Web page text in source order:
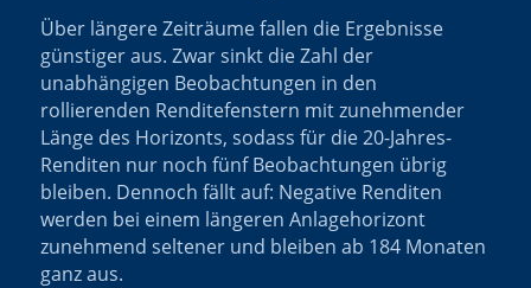
Über längere Zeiträume fallen die Ergebnisse
günstiger aus. Zwar sinkt die Zahl der
unabhängigen Beobachtungen in den
rollierenden Renditefenstern mit zunehmender
Länge des Horizonts, sodass für die 20-Jahres-
Renditen nur noch fünf Beobachtungen übrig
bleiben. Dennoch fällt auf: Negative Renditen
werden bei einem längeren Anlagehorizont
zunehmend seltener und bleiben ab 184 Monaten
ganz aus.